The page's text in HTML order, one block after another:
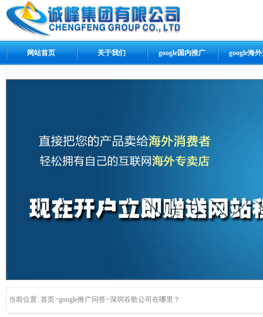
网站首页 关于我们 google国内推广 google海
当前位置: 首页>google推广问答>深圳谷歌公司在哪里？